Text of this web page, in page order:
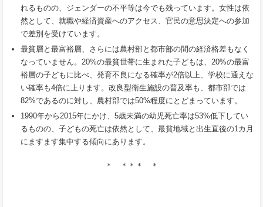
れるものの、ジェンダーの不平等は今でも残っています。女性は依
然として、就職や経済資産へのアクセス、官民の意思決定への参加
で差別を受けています。
最貧層と最富裕層、さらには農村部と都市部の間の経済格差もなく
なっていません。20%の最貧世帯に生まれた子どもは、20%の最富
裕層の子どもに比べ、発育不良になる確率が2倍以上、学校に通えな
い確率も4倍に上ります。改良型衛生施設の普及率も、都市部では
82%であるのに対し、農村部では50%程度にとどまっています。
1990年から2015年にかけ、5歳未満の幼児死亡率は53%低下してい
るものの、子どもの死亡は依然として、最貧地域と出生直後の1カ月
にますます集中する傾向にあります。
＊ ＊＊＊ ＊